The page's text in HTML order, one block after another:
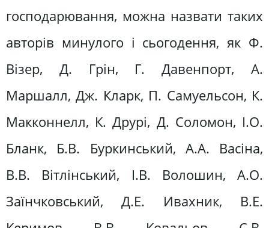
господарювання, можна назвати таких
авторів минулого і сьогодення, як Ф.
Візер, Д. Грін, Г. Давенпорт, А.
Маршалл, Дж. Кларк, П. Самуельсон, К.
Макконнелл, К. Друрі, Д. Соломон, І.О.
Бланк, Б.В. Буркинський, А.А. Васіна,
В.В. Вітлінський, І.В. Волошин, А.О.
Заїнчковський, Д.Е. Ивахник, В.Е.